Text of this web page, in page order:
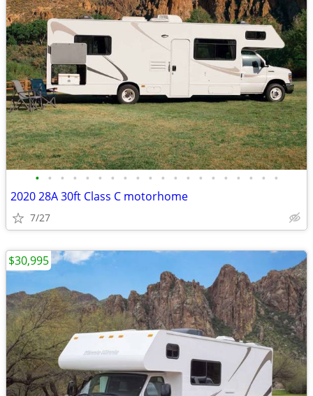
• • • • • • • • • • • • • • • • • • • •
2020 28A 30ft Class C motorhome
7/27
$30,995